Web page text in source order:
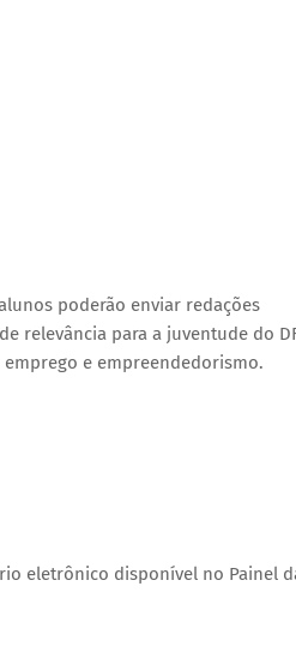
poderão enviar redações
relevância para a juventude do
e empreendedorismo.
eletrônico disponível no Painel